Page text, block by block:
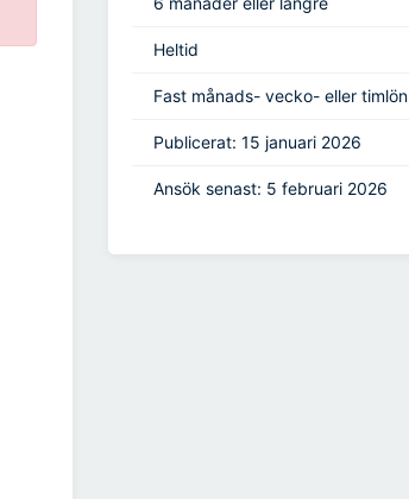
Heltid
Fast månads- vecko- eller timlön
Publicerat: 15 januari 2026
Ansök senast: 5 februari 2026